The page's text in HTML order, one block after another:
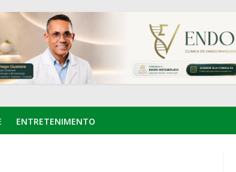
ENTRETENIMENTO